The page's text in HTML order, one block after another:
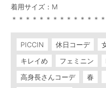
着用サイズ：M
＊＊＊＊＊＊＊＊＊＊＊＊＊
PICCIN 休日コーデ
キレイめ
フェミニン
高身長さんコーデ
春